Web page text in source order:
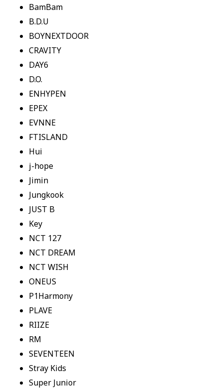
BamBam
B.D.U
BOYNEXTDOOR
CRAVITY
DAY6
D.O.
ENHYPEN
EPEX
EVNNE
FTISLAND
Hui
j-hope
Jimin
Jungkook
JUST B
Key
NCT 127
NCT DREAM
NCT WISH
ONEUS
P1Harmony
PLAVE
RIIZE
RM
SEVENTEEN
Stray Kids
Super Junior